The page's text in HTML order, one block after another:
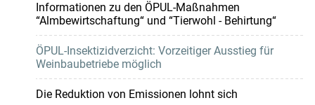
Informationen zu den ÖPUL-Maßnahmen
“Almbewirtschaftung“ und “Tierwohl - Behirtung“
ÖPUL-Insektizidverzicht: Vorzeitiger Ausstieg für
Weinbaubetriebe möglich
Die Reduktion von Emissionen lohnt sich